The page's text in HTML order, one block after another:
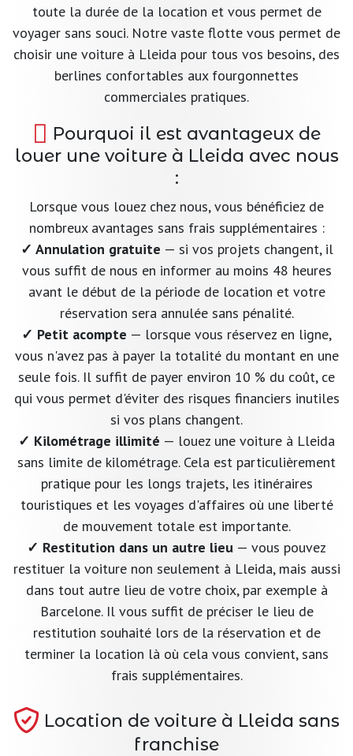
toute la durée de la location et vous permet de
voyager sans souci. Notre vaste flotte vous permet de
choisir une voiture à Lleida pour tous vos besoins, des
berlines confortables aux fourgonnettes
commerciales pratiques.
Pourquoi il est avantageux de
louer une voiture à Lleida avec nous
:
Lorsque vous louez chez nous, vous bénéficiez de
nombreux avantages sans frais supplémentaires :
✓ Annulation gratuite — si vos projets changent, il
vous suffit de nous en informer au moins 48 heures
avant le début de la période de location et votre
réservation sera annulée sans pénalité.
✓ Petit acompte — lorsque vous réservez en ligne,
vous n'avez pas à payer la totalité du montant en une
seule fois. Il suffit de payer environ 10 % du coût, ce
qui vous permet d'éviter des risques financiers inutiles
si vos plans changent.
✓ Kilométrage illimité — louez une voiture à Lleida
sans limite de kilométrage. Cela est particulièrement
pratique pour les longs trajets, les itinéraires
touristiques et les voyages d'affaires où une liberté
de mouvement totale est importante.
✓ Restitution dans un autre lieu — vous pouvez
restituer la voiture non seulement à Lleida, mais aussi
dans tout autre lieu de votre choix, par exemple à
Barcelone. Il vous suffit de préciser le lieu de
restitution souhaité lors de la réservation et de
terminer la location là où cela vous convient, sans
frais supplémentaires.
Location de voiture à Lleida sans
franchise